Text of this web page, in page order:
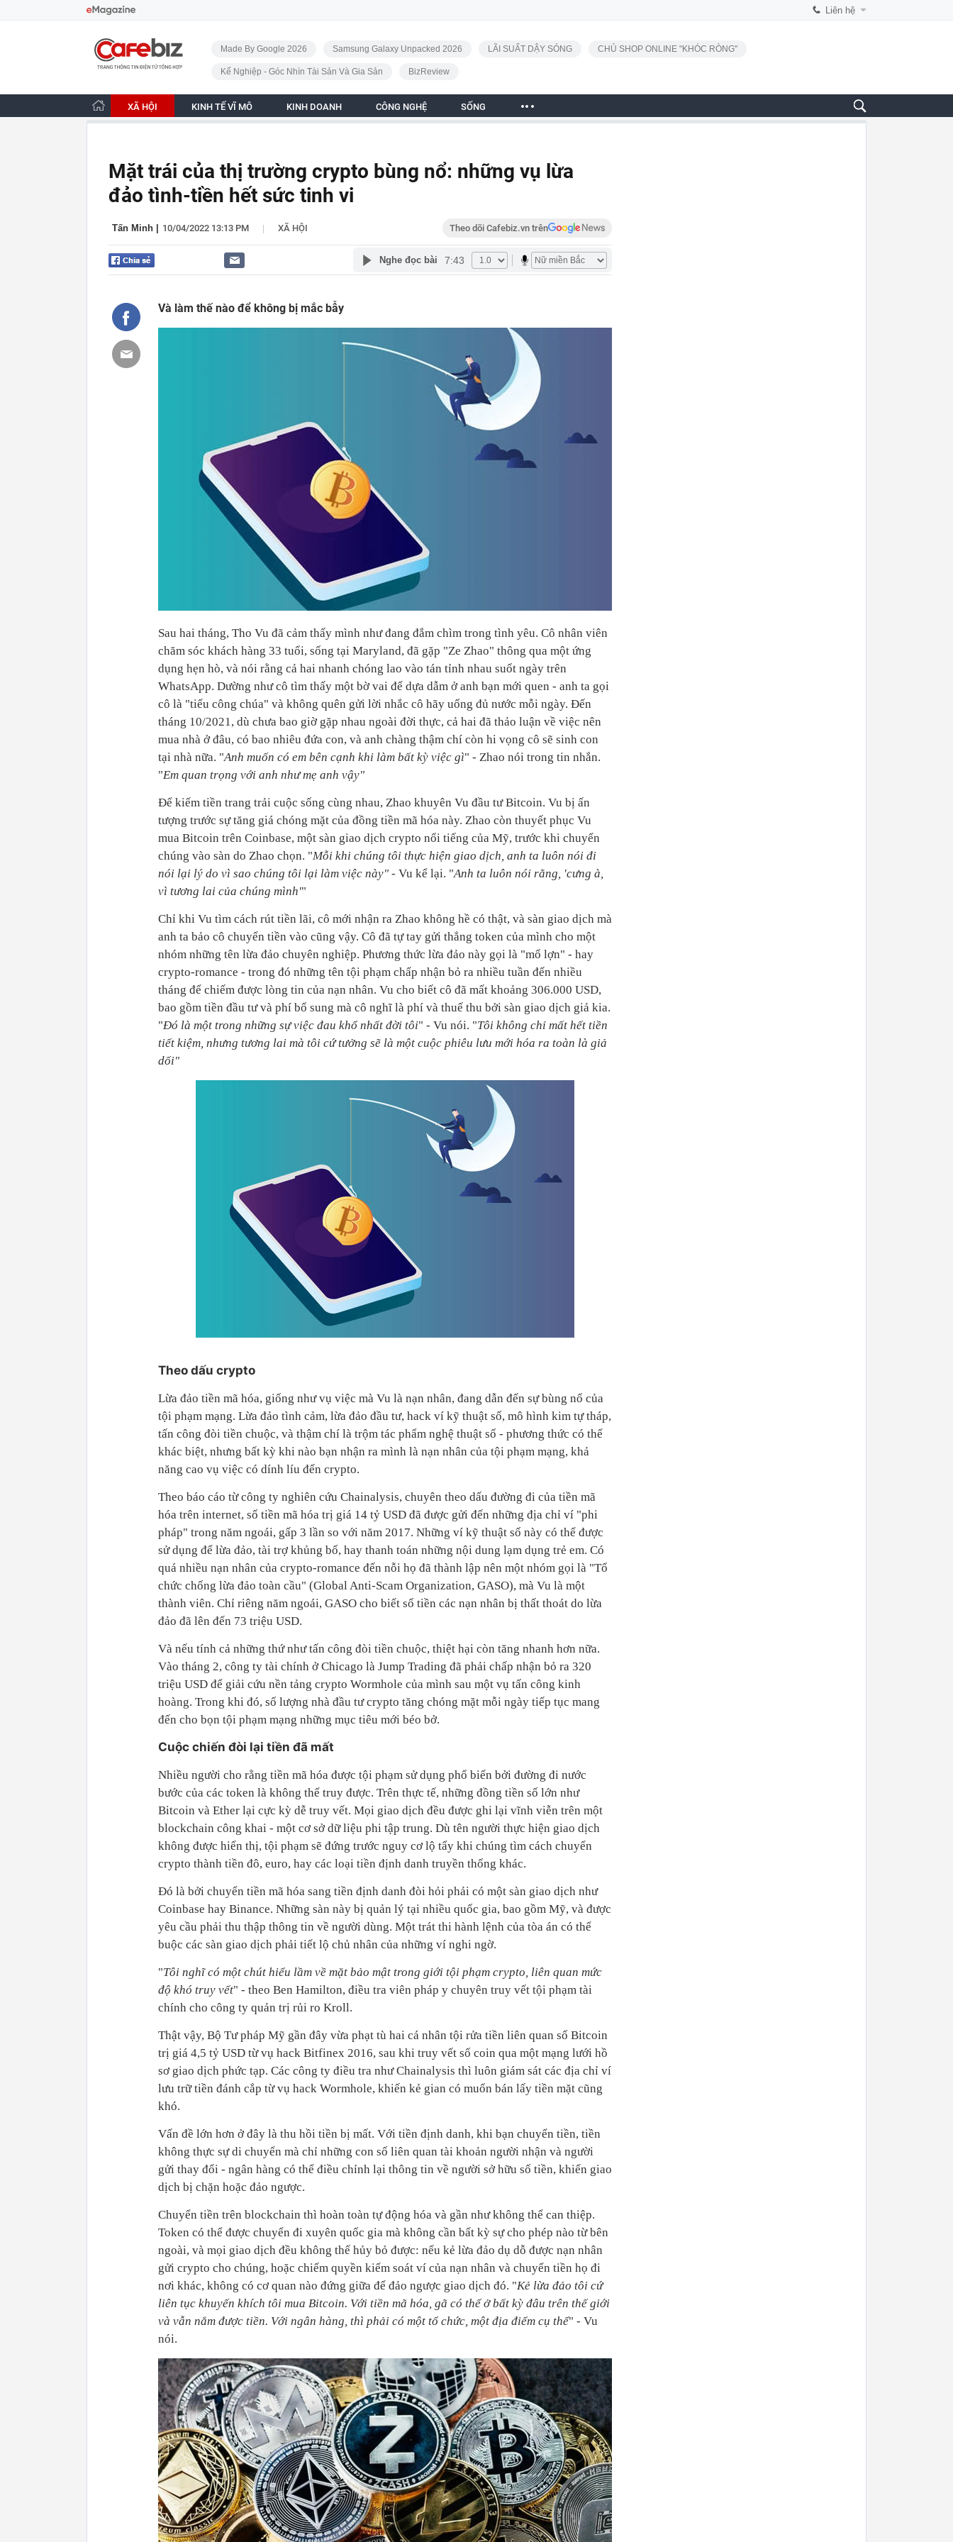
Liên hệ
CafeBiz - Trang chủ
Made By Google 2026 Samsung Galaxy Unpacked 2026 LÃI SUẤT DẬY SÓNG CHỦ SHOP ONLINE "KHÓC RÒNG"
Kế Nghiệp - Góc Nhìn Tài Sản Và Gia Sản BizReview
XÃ HỘI KINH TẾ VĨ MÔ KINH DOANH CÔNG NGHỆ SỐNG
Mặt trái của thị trường crypto bùng nổ: những vụ lừa
đảo tình-tiền hết sức tinh vi
Tấn Minh 10/04/2022 13:13 PM | XÃ HỘI Theo dõi Cafebiz.vn trên
Nghe đọc bài 7:43
Và làm thế nào để không bị mắc bẫy
Sau hai tháng, Tho Vu đã cảm thấy mình như đang đắm chìm trong tình yêu. Cô nhân viên
chăm sóc khách hàng 33 tuổi, sống tại Maryland, đã gặp "Ze Zhao" thông qua một ứng
dụng hẹn hò, và nói rằng cả hai nhanh chóng lao vào tán tỉnh nhau suốt ngày trên
WhatsApp. Dường như cô tìm thấy một bờ vai để dựa dẫm ở anh bạn mới quen - anh ta gọi
cô là "tiểu công chúa" và không quên gửi lời nhắc cô hãy uống đủ nước mỗi ngày. Đến
tháng 10/2021, dù chưa bao giờ gặp nhau ngoài đời thực, cả hai đã thảo luận về việc nên
mua nhà ở đâu, có bao nhiêu đứa con, và anh chàng thậm chí còn hi vọng cô sẽ sinh con
tại nhà nữa. "Anh muốn có em bên cạnh khi làm bất kỳ việc gì" - Zhao nói trong tin nhắn.
"Em quan trọng với anh như mẹ anh vậy"
Để kiếm tiền trang trải cuộc sống cùng nhau, Zhao khuyên Vu đầu tư Bitcoin. Vu bị ấn
tượng trước sự tăng giá chóng mặt của đồng tiền mã hóa này. Zhao còn thuyết phục Vu
mua Bitcoin trên Coinbase, một sàn giao dịch crypto nổi tiếng của Mỹ, trước khi chuyển
chúng vào sàn do Zhao chọn. "Mỗi khi chúng tôi thực hiện giao dịch, anh ta luôn nói đi
nói lại lý do vì sao chúng tôi lại làm việc này" - Vu kể lại. "Anh ta luôn nói rằng, 'cưng à,
vì tương lai của chúng mình'"
Chỉ khi Vu tìm cách rút tiền lãi, cô mới nhận ra Zhao không hề có thật, và sàn giao dịch mà
anh ta bảo cô chuyển tiền vào cũng vậy. Cô đã tự tay gửi thẳng token của mình cho một
nhóm những tên lừa đảo chuyên nghiệp. Phương thức lừa đảo này gọi là "mổ lợn" - hay
crypto-romance - trong đó những tên tội phạm chấp nhận bỏ ra nhiều tuần đến nhiều
tháng để chiếm được lòng tin của nạn nhân. Vu cho biết cô đã mất khoảng 306.000 USD,
bao gồm tiền đầu tư và phí bổ sung mà cô nghĩ là phí và thuế thu bởi sàn giao dịch giả kia.
"Đó là một trong những sự việc đau khổ nhất đời tôi" - Vu nói. "Tôi không chỉ mất hết tiền
tiết kiệm, nhưng tương lai mà tôi cứ tưởng sẽ là một cuộc phiêu lưu mới hóa ra toàn là giả
dối"
Theo dấu crypto
Lừa đảo tiền mã hóa, giống như vụ việc mà Vu là nạn nhân, đang dẫn đến sự bùng nổ của
tội phạm mạng. Lừa đảo tình cảm, lừa đảo đầu tư, hack ví kỹ thuật số, mô hình kim tự tháp,
tấn công đòi tiền chuộc, và thậm chí là trộm tác phẩm nghệ thuật số - phương thức có thể
khác biệt, nhưng bất kỳ khi nào bạn nhận ra mình là nạn nhân của tội phạm mạng, khả
năng cao vụ việc có dính líu đến crypto.
Theo báo cáo từ công ty nghiên cứu Chainalysis, chuyên theo dấu đường đi của tiền mã
hóa trên internet, số tiền mã hóa trị giá 14 tỷ USD đã được gửi đến những địa chỉ ví "phi
pháp" trong năm ngoái, gấp 3 lần so với năm 2017. Những ví kỹ thuật số này có thể được
sử dụng để lừa đảo, tài trợ khủng bố, hay thanh toán những nội dung lạm dụng trẻ em. Có
quá nhiều nạn nhân của crypto-romance đến nỗi họ đã thành lập nên một nhóm gọi là "Tổ
chức chống lừa đảo toàn cầu" (Global Anti-Scam Organization, GASO), mà Vu là một
thành viên. Chỉ riêng năm ngoái, GASO cho biết số tiền các nạn nhân bị thất thoát do lừa
đảo đã lên đến 73 triệu USD.
Và nếu tính cả những thứ như tấn công đòi tiền chuộc, thiệt hại còn tăng nhanh hơn nữa.
Vào tháng 2, công ty tài chính ở Chicago là Jump Trading đã phải chấp nhận bỏ ra 320
triệu USD để giải cứu nền tảng crypto Wormhole của mình sau một vụ tấn công kinh
hoàng. Trong khi đó, số lượng nhà đầu tư crypto tăng chóng mặt mỗi ngày tiếp tục mang
đến cho bọn tội phạm mạng những mục tiêu mới béo bở.
Cuộc chiến đòi lại tiền đã mất
Nhiều người cho rằng tiền mã hóa được tội phạm sử dụng phổ biến bởi đường đi nước
bước của các token là không thể truy được. Trên thực tế, những đồng tiền số lớn như
Bitcoin và Ether lại cực kỳ dễ truy vết. Mọi giao dịch đều được ghi lại vĩnh viễn trên một
blockchain công khai - một cơ sở dữ liệu phi tập trung. Dù tên người thực hiện giao dịch
không được hiển thị, tội phạm sẽ đứng trước nguy cơ lộ tẩy khi chúng tìm cách chuyển
crypto thành tiền đô, euro, hay các loại tiền định danh truyền thống khác.
Đó là bởi chuyển tiền mã hóa sang tiền định danh đòi hỏi phải có một sàn giao dịch như
Coinbase hay Binance. Những sàn này bị quản lý tại nhiều quốc gia, bao gồm Mỹ, và được
yêu cầu phải thu thập thông tin về người dùng. Một trát thi hành lệnh của tòa án có thể
buộc các sàn giao dịch phải tiết lộ chủ nhân của những ví nghi ngờ.
"Tôi nghĩ có một chút hiểu lầm về mặt bảo mật trong giới tội phạm crypto, liên quan mức
độ khó truy vết" - theo Ben Hamilton, điều tra viên pháp y chuyên truy vết tội phạm tài
chính cho công ty quản trị rủi ro Kroll.
Thật vậy, Bộ Tư pháp Mỹ gần đây vừa phạt tù hai cá nhân tội rửa tiền liên quan số Bitcoin
trị giá 4,5 tỷ USD từ vụ hack Bitfinex 2016, sau khi truy vết số coin qua một mạng lưới hồ
sơ giao dịch phức tạp. Các công ty điều tra như Chainalysis thì luôn giám sát các địa chỉ ví
lưu trữ tiền đánh cắp từ vụ hack Wormhole, khiến kẻ gian có muốn bán lấy tiền mặt cũng
khó.
Vấn đề lớn hơn ở đây là thu hồi tiền bị mất. Với tiền định danh, khi bạn chuyển tiền, tiền
không thực sự di chuyển mà chỉ những con số liên quan tài khoản người nhận và người
gửi thay đổi - ngân hàng có thể điều chỉnh lại thông tin về người sở hữu số tiền, khiến giao
dịch bị chặn hoặc đảo ngược.
Chuyển tiền trên blockchain thì hoàn toàn tự động hóa và gần như không thể can thiệp.
Token có thể được chuyển đi xuyên quốc gia mà không cần bất kỳ sự cho phép nào từ bên
ngoài, và mọi giao dịch đều không thể hủy bỏ được: nếu kẻ lừa đảo dụ dỗ được nạn nhân
gửi crypto cho chúng, hoặc chiếm quyền kiểm soát ví của nạn nhân và chuyển tiền họ đi
nơi khác, không có cơ quan nào đứng giữa để đảo ngược giao dịch đó. "Kẻ lừa đảo tôi cứ
liên tục khuyến khích tôi mua Bitcoin. Với tiền mã hóa, gã có thể ở bất kỳ đâu trên thế giới
và vẫn nắm được tiền. Với ngân hàng, thì phải có một tổ chức, một địa điểm cụ thể" - Vu
nói.